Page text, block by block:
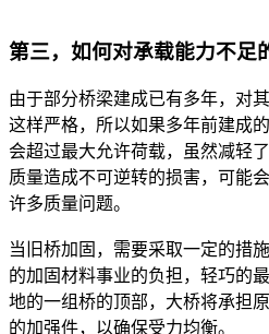
第三，如何对承载能力不足
由于部分桥梁建成已有多年，对
这样严格，所以如果多年前建成
会超过最大允许荷载，虽然减轻
质量造成不可逆转的损害，可能
许多质量问题。
当旧桥加固，需要采取一定的措
的加固材料事业的负担，轻巧的
地的一组桥的顶部，大桥将承担
的加强件，以确保受力均衡。